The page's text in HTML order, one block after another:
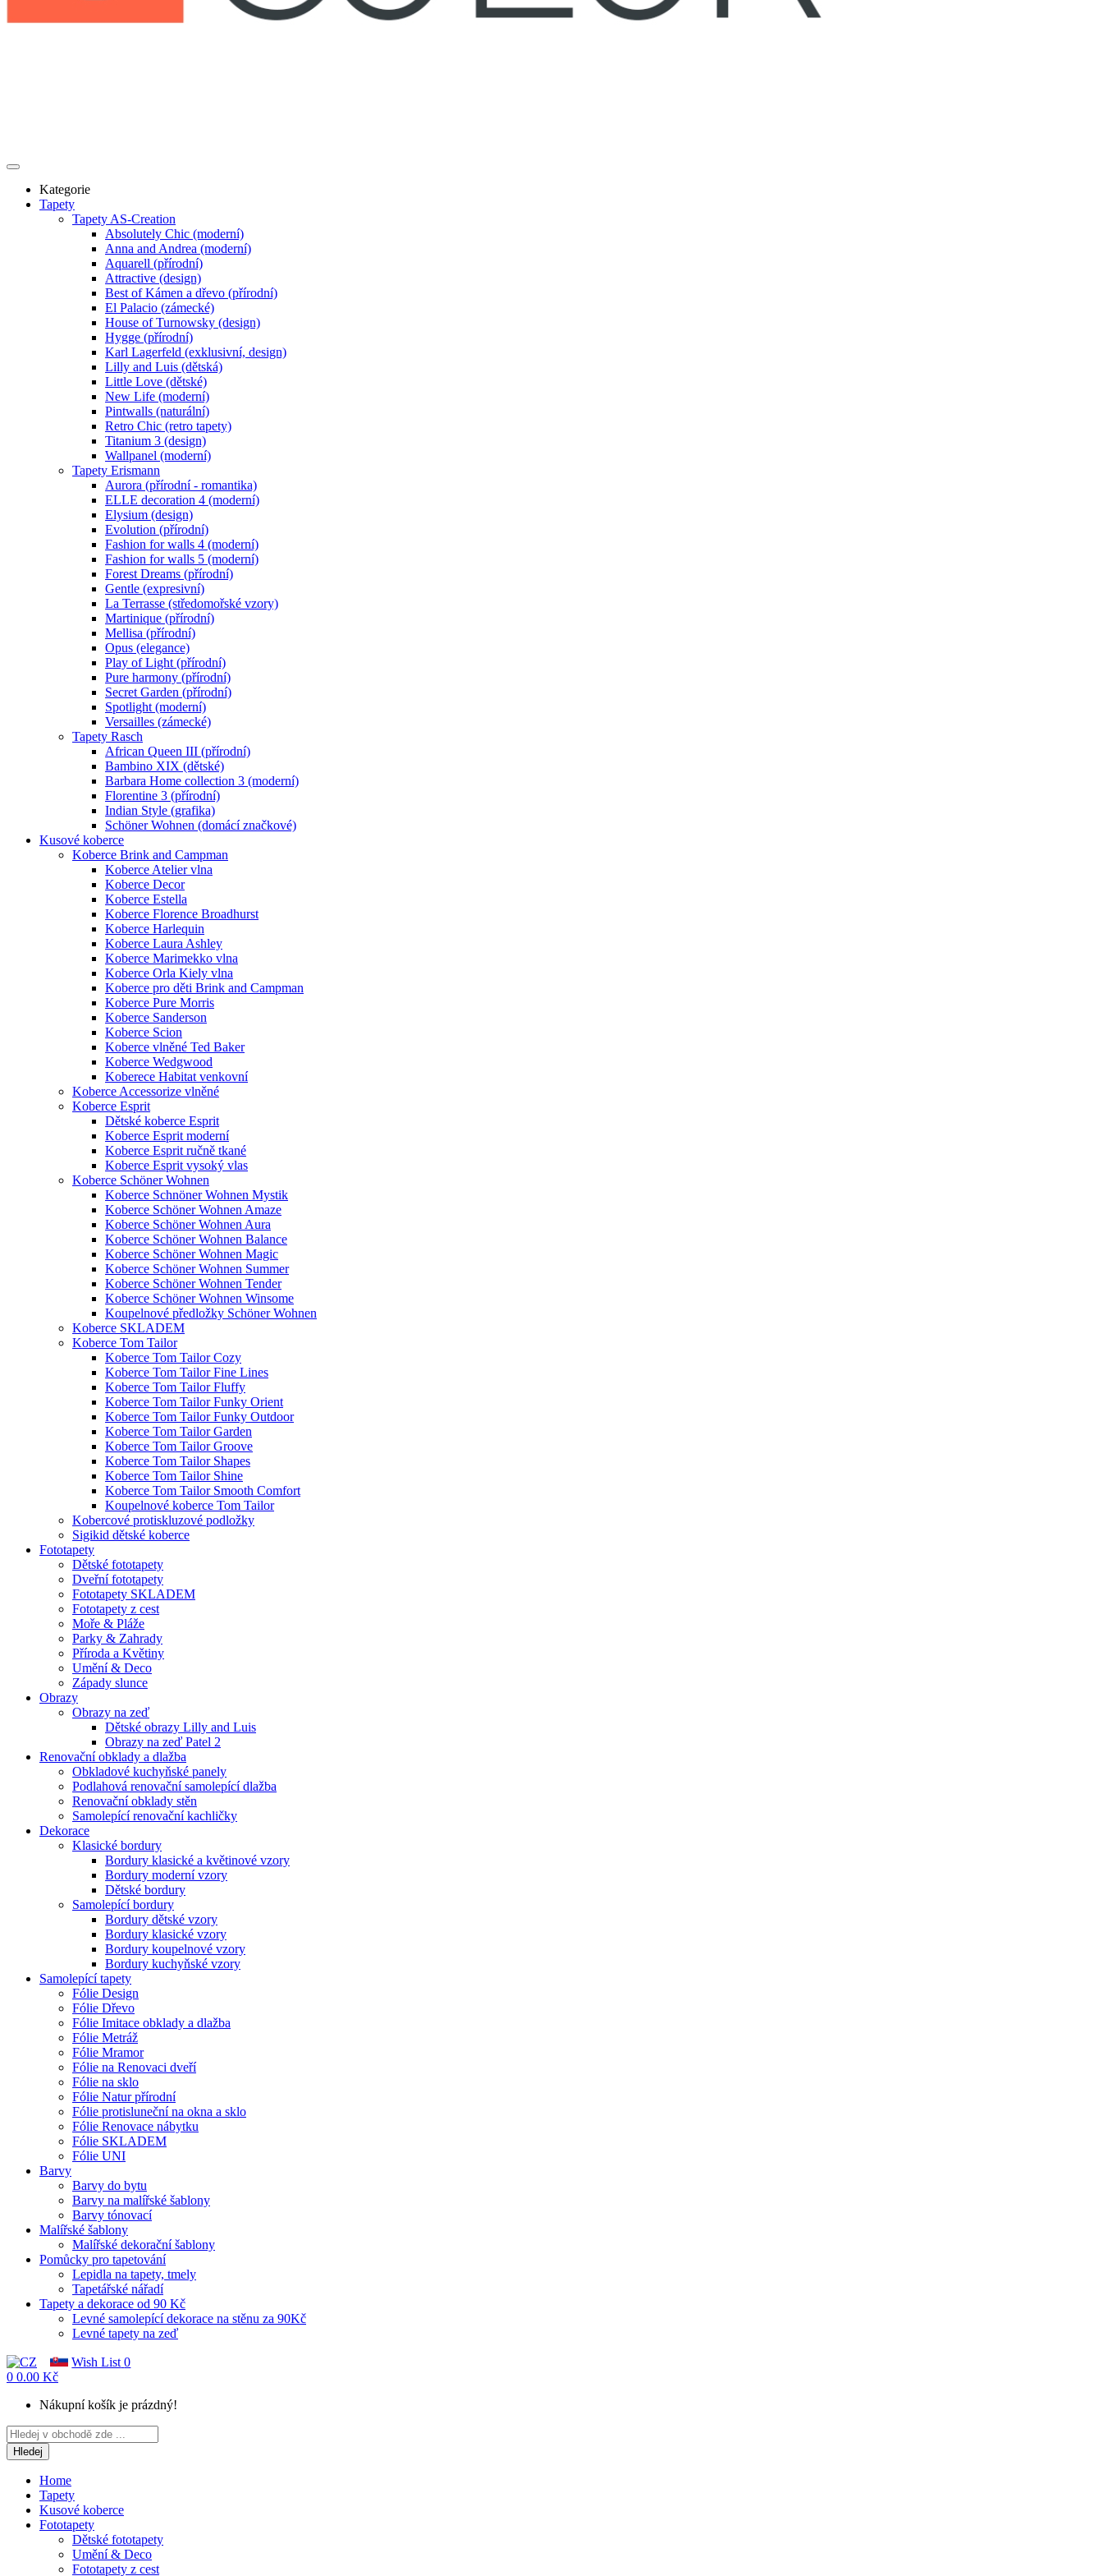
Kategorie
Tapety
Tapety AS-Creation
Absolutely Chic (moderní)
Anna and Andrea (moderní)
Aquarell (přírodní)
Attractive (design)
Best of Kámen a dřevo (přírodní)
El Palacio (zámecké)
House of Turnowsky (design)
Hygge (přírodní)
Karl Lagerfeld (exklusivní, design)
Lilly and Luis (dětská)
Little Love (dětské)
New Life (moderní)
Pintwalls (naturální)
Retro Chic (retro tapety)
Titanium 3 (design)
Wallpanel (moderní)
Tapety Erismann
Aurora (přírodní - romantika)
ELLE decoration 4 (moderní)
Elysium (design)
Evolution (přírodní)
Fashion for walls 4 (moderní)
Fashion for walls 5 (moderní)
Forest Dreams (přírodní)
Gentle (expresivní)
La Terrasse (středomořské vzory)
Martinique (přírodní)
Mellisa (přírodní)
Opus (elegance)
Play of Light (přírodní)
Pure harmony (přírodní)
Secret Garden (přírodní)
Spotlight (moderní)
Versailles (zámecké)
Tapety Rasch
African Queen III (přírodní)
Bambino XIX (dětské)
Barbara Home collection 3 (moderní)
Florentine 3 (přírodní)
Indian Style (grafika)
Schöner Wohnen (domácí značkové)
Kusové koberce
Koberce Brink and Campman
Koberce Atelier vlna
Koberce Decor
Koberce Estella
Koberce Florence Broadhurst
Koberce Harlequin
Koberce Laura Ashley
Koberce Marimekko vlna
Koberce Orla Kiely vlna
Koberce pro děti Brink and Campman
Koberce Pure Morris
Koberce Sanderson
Koberce Scion
Koberce vlněné Ted Baker
Koberce Wedgwood
Koberece Habitat venkovní
Koberce Accessorize vlněné
Koberce Esprit
Dětské koberce Esprit
Koberce Esprit moderní
Koberce Esprit ručně tkané
Koberce Esprit vysoký vlas
Koberce Schöner Wohnen
Koberce Schnöner Wohnen Mystik
Koberce Schöner Wohnen Amaze
Koberce Schöner Wohnen Aura
Koberce Schöner Wohnen Balance
Koberce Schöner Wohnen Magic
Koberce Schöner Wohnen Summer
Koberce Schöner Wohnen Tender
Koberce Schöner Wohnen Winsome
Koupelnové předložky Schöner Wohnen
Koberce SKLADEM
Koberce Tom Tailor
Koberce Tom Tailor Cozy
Koberce Tom Tailor Fine Lines
Koberce Tom Tailor Fluffy
Koberce Tom Tailor Funky Orient
Koberce Tom Tailor Funky Outdoor
Koberce Tom Tailor Garden
Koberce Tom Tailor Groove
Koberce Tom Tailor Shapes
Koberce Tom Tailor Shine
Koberce Tom Tailor Smooth Comfort
Koupelnové koberce Tom Tailor
Kobercové protiskluzové podložky
Sigikid dětské koberce
Fototapety
Dětské fototapety
Dveřní fototapety
Fototapety SKLADEM
Fototapety z cest
Moře & Pláže
Parky & Zahrady
Příroda a Květiny
Umění & Deco
Západy slunce
Obrazy
Obrazy na zeď
Dětské obrazy Lilly and Luis
Obrazy na zeď Patel 2
Renovační obklady a dlažba
Obkladové kuchyňské panely
Podlahová renovační samolepící dlažba
Renovační obklady stěn
Samolepící renovační kachličky
Dekorace
Klasické bordury
Bordury klasické a květinové vzory
Bordury moderní vzory
Dětské bordury
Samolepící bordury
Bordury dětské vzory
Bordury klasické vzory
Bordury koupelnové vzory
Bordury kuchyňské vzory
Samolepící tapety
Fólie Design
Fólie Dřevo
Fólie Imitace obklady a dlažba
Fólie Metráž
Fólie Mramor
Fólie na Renovaci dveří
Fólie na sklo
Fólie Natur přírodní
Fólie protisluneční na okna a sklo
Fólie Renovace nábytku
Fólie SKLADEM
Fólie UNI
Barvy
Barvy do bytu
Barvy na malířské šablony
Barvy tónovací
Malířské šablony
Malířské dekorační šablony
Pomůcky pro tapetování
Lepidla na tapety, tmely
Tapetářské nářadí
Tapety a dekorace od 90 Kč
Levné samolepící dekorace na stěnu za 90Kč
Levné tapety na zeď
Wish List 0
0 0.00 Kč
Nákupní košík je prázdný!
Hledej
Home
Tapety
Kusové koberce
Fototapety
Dětské fototapety
Umění & Deco
Fototapety z cest